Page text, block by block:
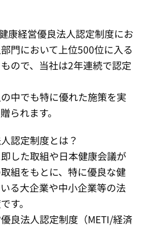
康経営優良法人認定制度にお
門において上位500位に入る
ので、当社は2年連続で認定
中でも特に優れた施策を実
られます。
認定制度とは？
した取組や日本健康会議が
組をもとに、特に優良な健
る大企業や中小企業等の法
す。
優良法人認定制度（METI/経済